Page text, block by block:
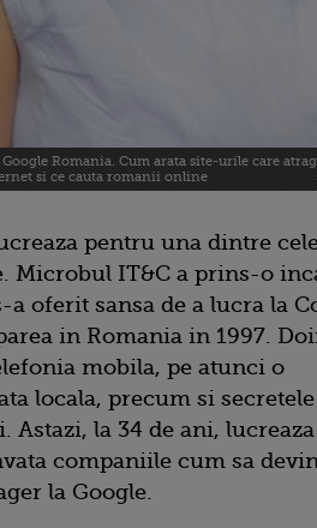
Romania. Cum arata site-urile care
si ce cauta romanii online
pentru una dintre
Microbul IT&C a prins-o
oferit sansa de a lucra la
in Romania in 1997.
mobila, pe atunci o
locala, precum si
la 34 de ani,
companiile cum sa
la Google.